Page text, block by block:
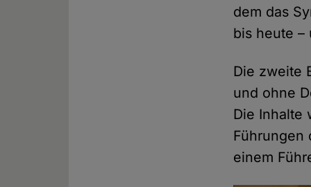
dem das
bis heute –
Die zweite
und ohne
Die Inhalte
Führungen
einem